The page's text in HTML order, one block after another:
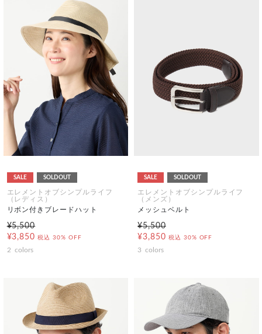
SALE SOLDOUT
エレメントオブシンプルライフ
（レディス）
リボン付きブレードハット
¥5,500
¥3,850 税込 30% OFF
2 colors
SALE SOLDOUT
エレメントオブシンプルライフ
（メンズ）
メッシュベルト
¥5,500
¥3,850 税込 30% OFF
3 colors